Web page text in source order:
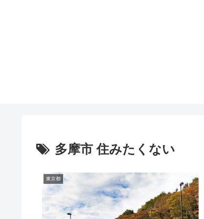
多摩市 住みたくない
東京都